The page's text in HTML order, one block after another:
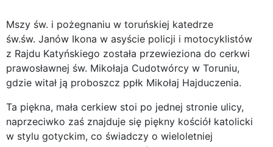
Mszy św. i pożegnaniu w toruńskiej katedrze
św.św. Janów Ikona w asyście policji i motocyklistów
z Rajdu Katyńskiego została przewieziona do cerkwi
prawosławnej św. Mikołaja Cudotwórcy w Toruniu,
gdzie witał ją proboszcz ppłk Mikołaj Hajduczenia.
Ta piękna, mała cerkiew stoi po jednej stronie ulicy,
naprzeciwko zaś znajduje się piękny kościół katolicki
w stylu gotyckim, co świadczy o wieloletniej